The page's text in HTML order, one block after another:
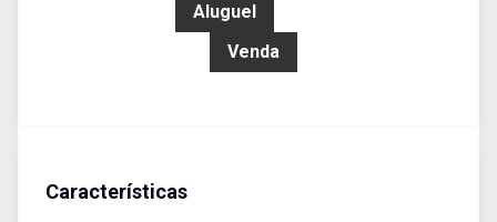
Aluguel
Venda
Características